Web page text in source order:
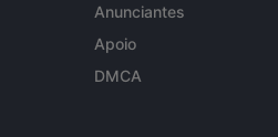
Anunciantes
Apoio
DMCA